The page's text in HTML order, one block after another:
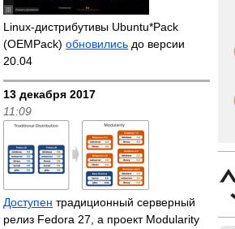
Linux-дистрибутивы Ubuntu*Pack
(OEMPack)обновились до версии
20.04
13 декабря 2017
11:09
Доступен традиционный серверный
релиз Fedora 27, а проект Modularity